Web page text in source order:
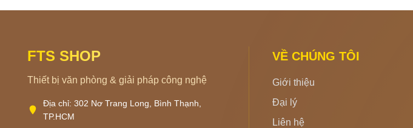
FTS SHOP
Thiết bị văn phòng & giải pháp công nghệ
Địa chỉ: 302 Nơ Trang Long, Bình Thạnh,
TP.HCM
VỀ CHÚNG TÔI
Giới thiệu
Đại lý
Liên hệ